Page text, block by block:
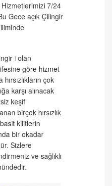
7/24
Gece açık Çilingir
i olan
göre hizmet
çok
karşı alınacak
keşif
birçok hırsızlık
kilitlerin
bir okadar
Sizlere
ve sağlıklı